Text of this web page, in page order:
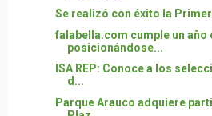
Se realizó con éxito la
falabella.com cumple un año
posicionándose...
ISA REP: Conoce a los
d...
Parque Arauco adquiere